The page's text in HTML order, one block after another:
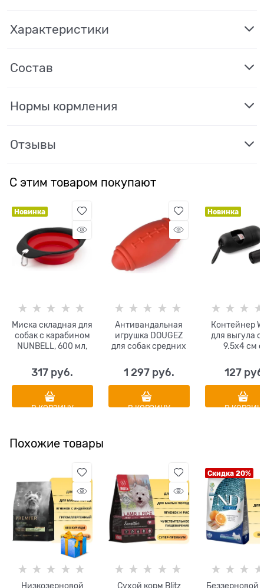
Характеристики
Состав
Нормы кормления
Отзывы
С этим товаром покупают
Новинка
Миска складная для
собак с карабином
NUNBELL, 600 мл,
317 руб.
В КОРЗИНУ
Антивандальная
игрушка DOUGEZ
для собак средних
Мяч регби 15 х 7.5
см
1 297 руб.
В КОРЗИНУ
Новинка
Контейнер
для выгула
9.5х4 см
127
В
Похожие товары
Низкозерновой
Сухой корм Blitz
Скидка 20%
Беззерновой